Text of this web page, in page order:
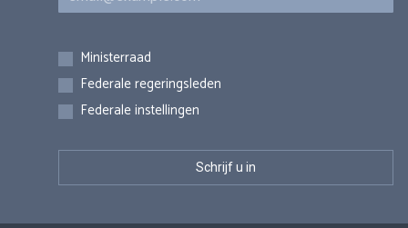
Inschrijvingen
Ministerraad
Federale regeringsleden
Federale instellingen